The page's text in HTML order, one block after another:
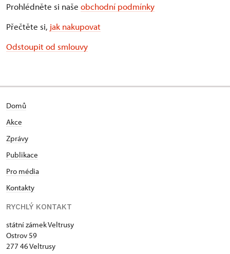
Prohlédněte si naše obchodní podmínky
Přečtěte si, jak nakupovat
Odstoupit od smlouvy
Domů
Akce
Zprávy
Publikace
Pro média
Kontakty
RYCHLÝ KONTAKT
státní zámek Veltrusy
Ostrov 59
277 46 Veltrusy